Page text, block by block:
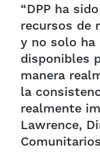
“DPP ha
recursos de
y no solo ha
disponibles
manera
la
realmente
Lawrence,